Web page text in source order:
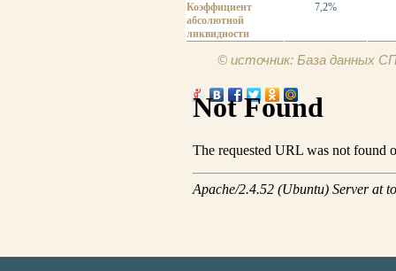
Коэффициент
абсолютной
ликвидности
7,2%
© источник: База данных